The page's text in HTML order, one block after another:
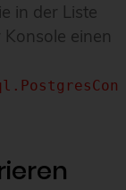
in der Liste
einen